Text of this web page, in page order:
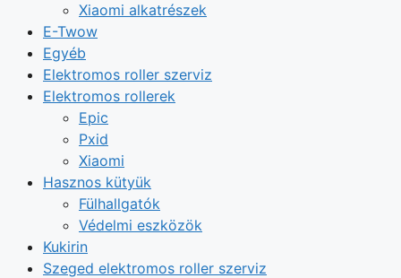
Xiaomi alkatrészek
E-Twow
Egyéb
Elektromos roller szerviz
Elektromos rollerek
Epic
Pxid
Xiaomi
Hasznos kütyük
Fülhallgatók
Védelmi eszközök
Kukirin
Szeged elektromos roller szerviz